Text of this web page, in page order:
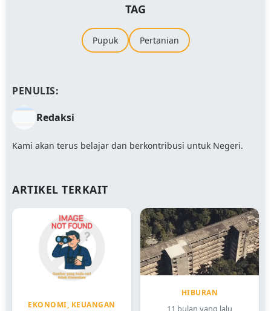
TAG
Pupuk Pertanian
PENULIS:
Redaksi
Kami akan terus belajar dan berkontribusi untuk Negeri.
ARTIKEL TERKAIT
EKONOMI, KEUANGAN
HIBURAN
11 bulan yang lalu